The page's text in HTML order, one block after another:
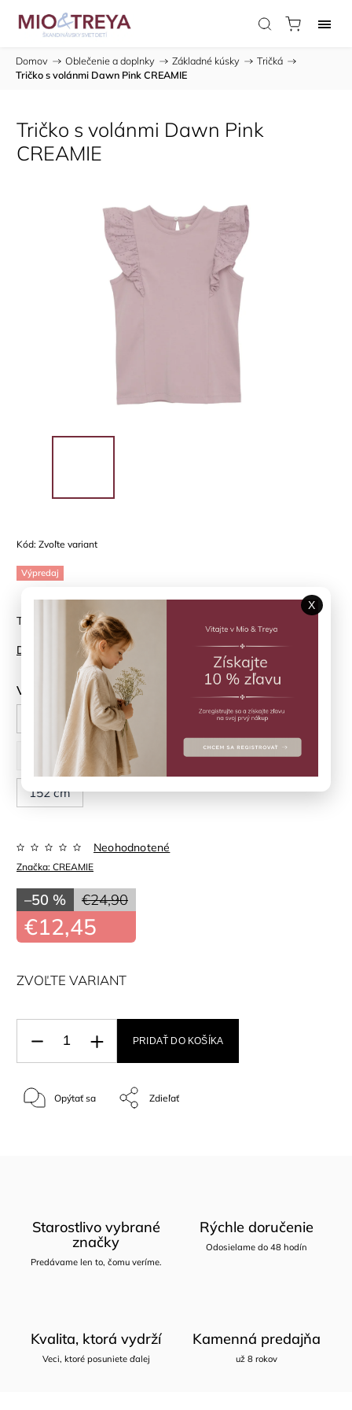
Domov / Oblečenie a doplnky / Základné kúsky / Tričká /
Tričko s volánmi Dawn Pink CREAMIE
Tričko s volánmi Dawn Pink
CREAMIE
Kód: Zvoľte variant
Výpredaj
Tričko s volánmi Dawn Pink CREAMIE
Detailné informácie
Veľkosť
104 cm
110 cm 116 cm 122 cm
128 cm 134 cm 140 cm 146 cm
152 cm
Značka: CREAMIE
Neohodnotené
€24,90
–50 %
€12,45
ZVOĽTE VARIANT
PRIDAŤ DO KOŠÍKA
Opýtať sa Zdieľať
Starostlivo vybrané
značky
Predávame len to, čomu veríme.
Rýchle doručenie
Odosielame do 48 hodín
Kvalita, ktorá vydrží
Veci, ktoré posuniete ďalej
Kamenná predajňa
už 8 rokov
X